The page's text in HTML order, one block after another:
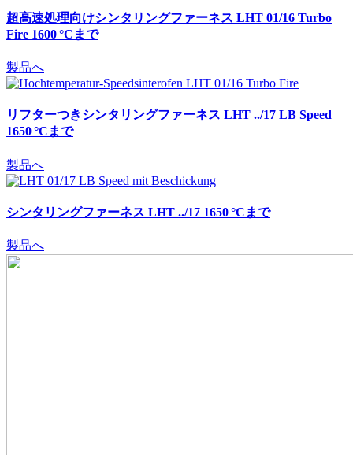
超高速処理向けシンタリングファーネス LHT 01/16 Turbo
Fire 1600 °Cまで
製品へ
リフターつきシンタリングファーネス LHT ../17 LB Speed
1650 °Cまで
製品へ
シンタリングファーネス LHT ../17 1650 °Cまで
製品へ